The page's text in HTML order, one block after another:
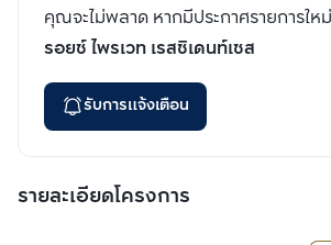
คุณจะไม่พลาด หากมีประกาศรายการให
รอยซ์ ไพรเวท เรสซิเดนท์เซส
รับการแจ้งเตือน
รายละเอียดโครงการ